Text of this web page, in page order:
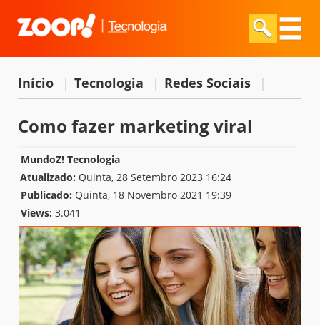
Início | Tecnologia | Redes Sociais |
Como fazer marketing viral
MundoZ! Tecnologia
Atualizado: Quinta, 28 Setembro 2023 16:24
Publicado: Quinta, 18 Novembro 2021 19:39
Views: 3.041